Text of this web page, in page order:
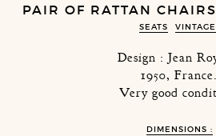
PAIR OF RATTAN
SEATS VINTAGE
Design : Jean
1950, France.
Very good
DIMENSIONS :